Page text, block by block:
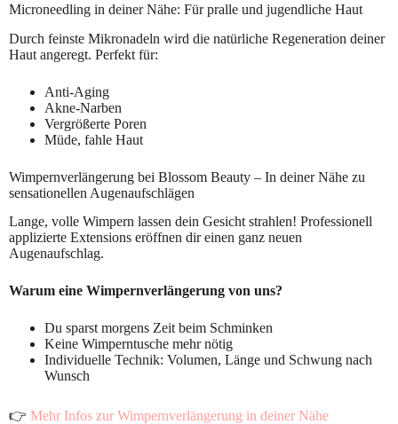
Microneedling in deiner Nähe: Für pralle und jugendliche Haut
Durch feinste Mikronadeln wird die natürliche Regeneration deiner
Haut angeregt. Perfekt für:
Anti-Aging
Akne-Narben
Vergrößerte Poren
Müde, fahle Haut
Wimpernverlängerung bei Blossom Beauty – In deiner Nähe zu
sensationellen Augenaufschlägen
Lange, volle Wimpern lassen dein Gesicht strahlen! Professionell
applizierte Extensions eröffnen dir einen ganz neuen
Augenaufschlag.
Warum eine Wimpernverlängerung von uns?
Du sparst morgens Zeit beim Schminken
Keine Wimperntusche mehr nötig
Individuelle Technik: Volumen, Länge und Schwung nach
Wunsch
👉 Mehr Infos zur Wimpernverlängerung in deiner Nähe